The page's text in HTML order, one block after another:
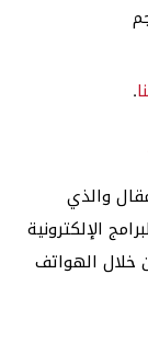
.
والذي
الإلكترونية
الهواتف